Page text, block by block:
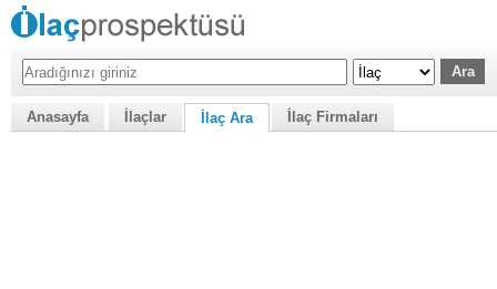
Anasayfa İlaçlar İlaç Ara İlaç Firmaları